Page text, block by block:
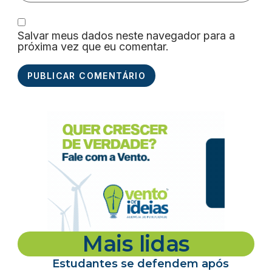
Salvar meus dados neste navegador para a
próxima vez que eu comentar.
Mais lidas
Estudantes se defendem após